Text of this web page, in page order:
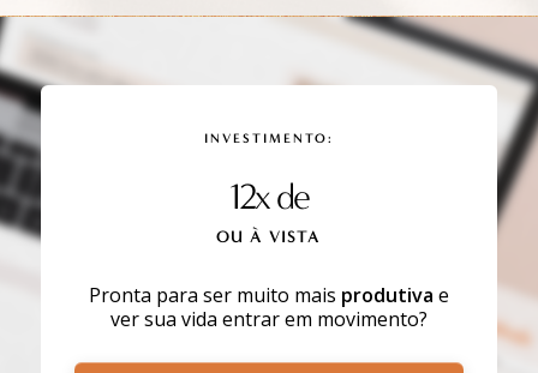
INVESTIMENTO:
12x de
OU À VISTA
Pronta para ser muito mais produtiva e
ver sua vida entrar em movimento?